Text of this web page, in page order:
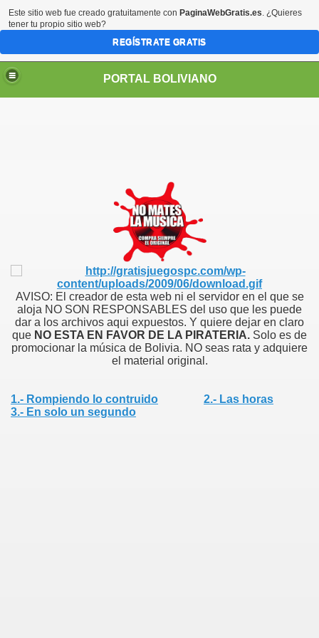
PORTAL BOLIVIANO
AVISO: El creador de esta web ni el servidor en el que se
aloja NO SON RESPONSABLES del uso que les puede
dar a los archivos aqui expuestos. Y quiere dejar en claro
que NO ESTA EN FAVOR DE LA PIRATERIA. Solo es de
promocionar la música de Bolivia. NO seas rata y adquiere
el material original.
1.- Rompiendo lo contruido
2.- Las horas
3.- En solo un segundo
Este sitio web fue creado gratuitamente con PaginaWebGratis.es. ¿Quieres
tener tu propio sitio web?
REGÍSTRATE GRATIS